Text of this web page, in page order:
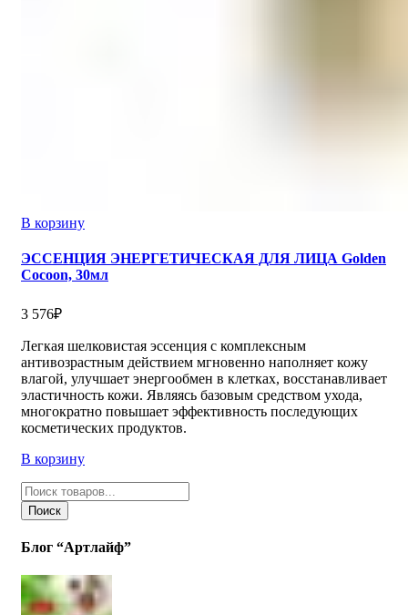
В корзину
ЭССЕНЦИЯ ЭНЕРГЕТИЧЕСКАЯ ДЛЯ ЛИЦА Golden
Cocoon, 30мл
3 576₽
Легкая шелковистая эссенция с комплексным
антивозрастным действием мгновенно наполняет кожу
влагой, улучшает энергообмен в клетках, восстанавливает
эластичность кожи. Являясь базовым средством ухода,
многократно повышает эффективность последующих
косметических продуктов.
В корзину
товаров
Поиск
Блог “Артлайф”